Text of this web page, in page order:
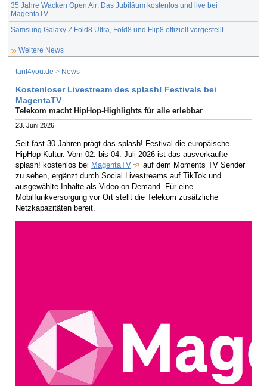
35 Jahre Wacken Open Air: Das Jubiläum kostenlos und live bei
MagentaTV
Samsung Galaxy Z Fold8 Ultra, Fold8 und Flip8 offiziell vorgestellt
Weitere News
tarif4you.de > News
Kostenloser Livestream des splash! Festivals bei
MagentaTV
Telekom macht HipHop-Highlights für alle erlebbar
23. Juni 2026
Seit fast 30 Jahren prägt das splash! Festival die europäische
HipHop-Kultur. Vom 02. bis 04. Juli 2026 ist das ausverkaufte
splash! kostenlos bei MagentaTV
auf dem Moments TV Sender
zu sehen, ergänzt durch Social Livestreams auf TikTok und
ausgewählte Inhalte als Video-on-Demand. Für eine
Mobilfunkversorgung vor Ort stellt die Telekom zusätzliche
Netzkapazitäten bereit.